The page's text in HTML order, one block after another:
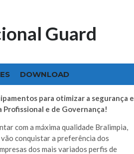
Guard
DOWNLOAD
para otimizar a segurança e
e de Governança!
com a máxima qualidade Bralimpia,
conquistar a preferência dos
dos mais variados perfis de